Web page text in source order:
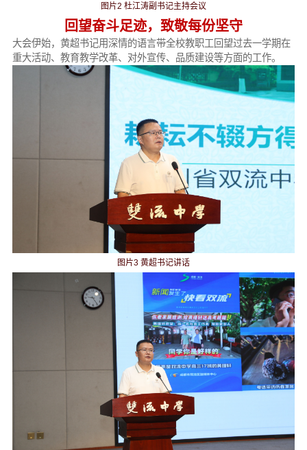
图片2 杜江涛副书记主持会议
回望奋斗足迹，致敬每份坚守
大会伊始，黄超书记用深情的语言带全校教职工回望过去一学期在
重大活动、教育教学改革、对外宣传、品质建设等方面的工作。
图片3 黄超书记讲话